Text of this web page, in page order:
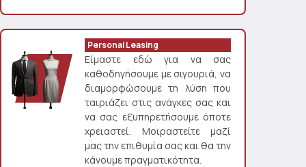
Personal Leasing
Είμαστε εδώ για να σας
καθοδηγήσουμε με σιγουριά, να
διαμορφώσουμε τη λύση που
ταιριάζει στις ανάγκες σας και
να σας εξυπηρετήσουμε όποτε
χρειαστεί. Μοιραστείτε μαζί
μας την επιθυμία σας και θα την
κάνουμε πραγματικότητα.